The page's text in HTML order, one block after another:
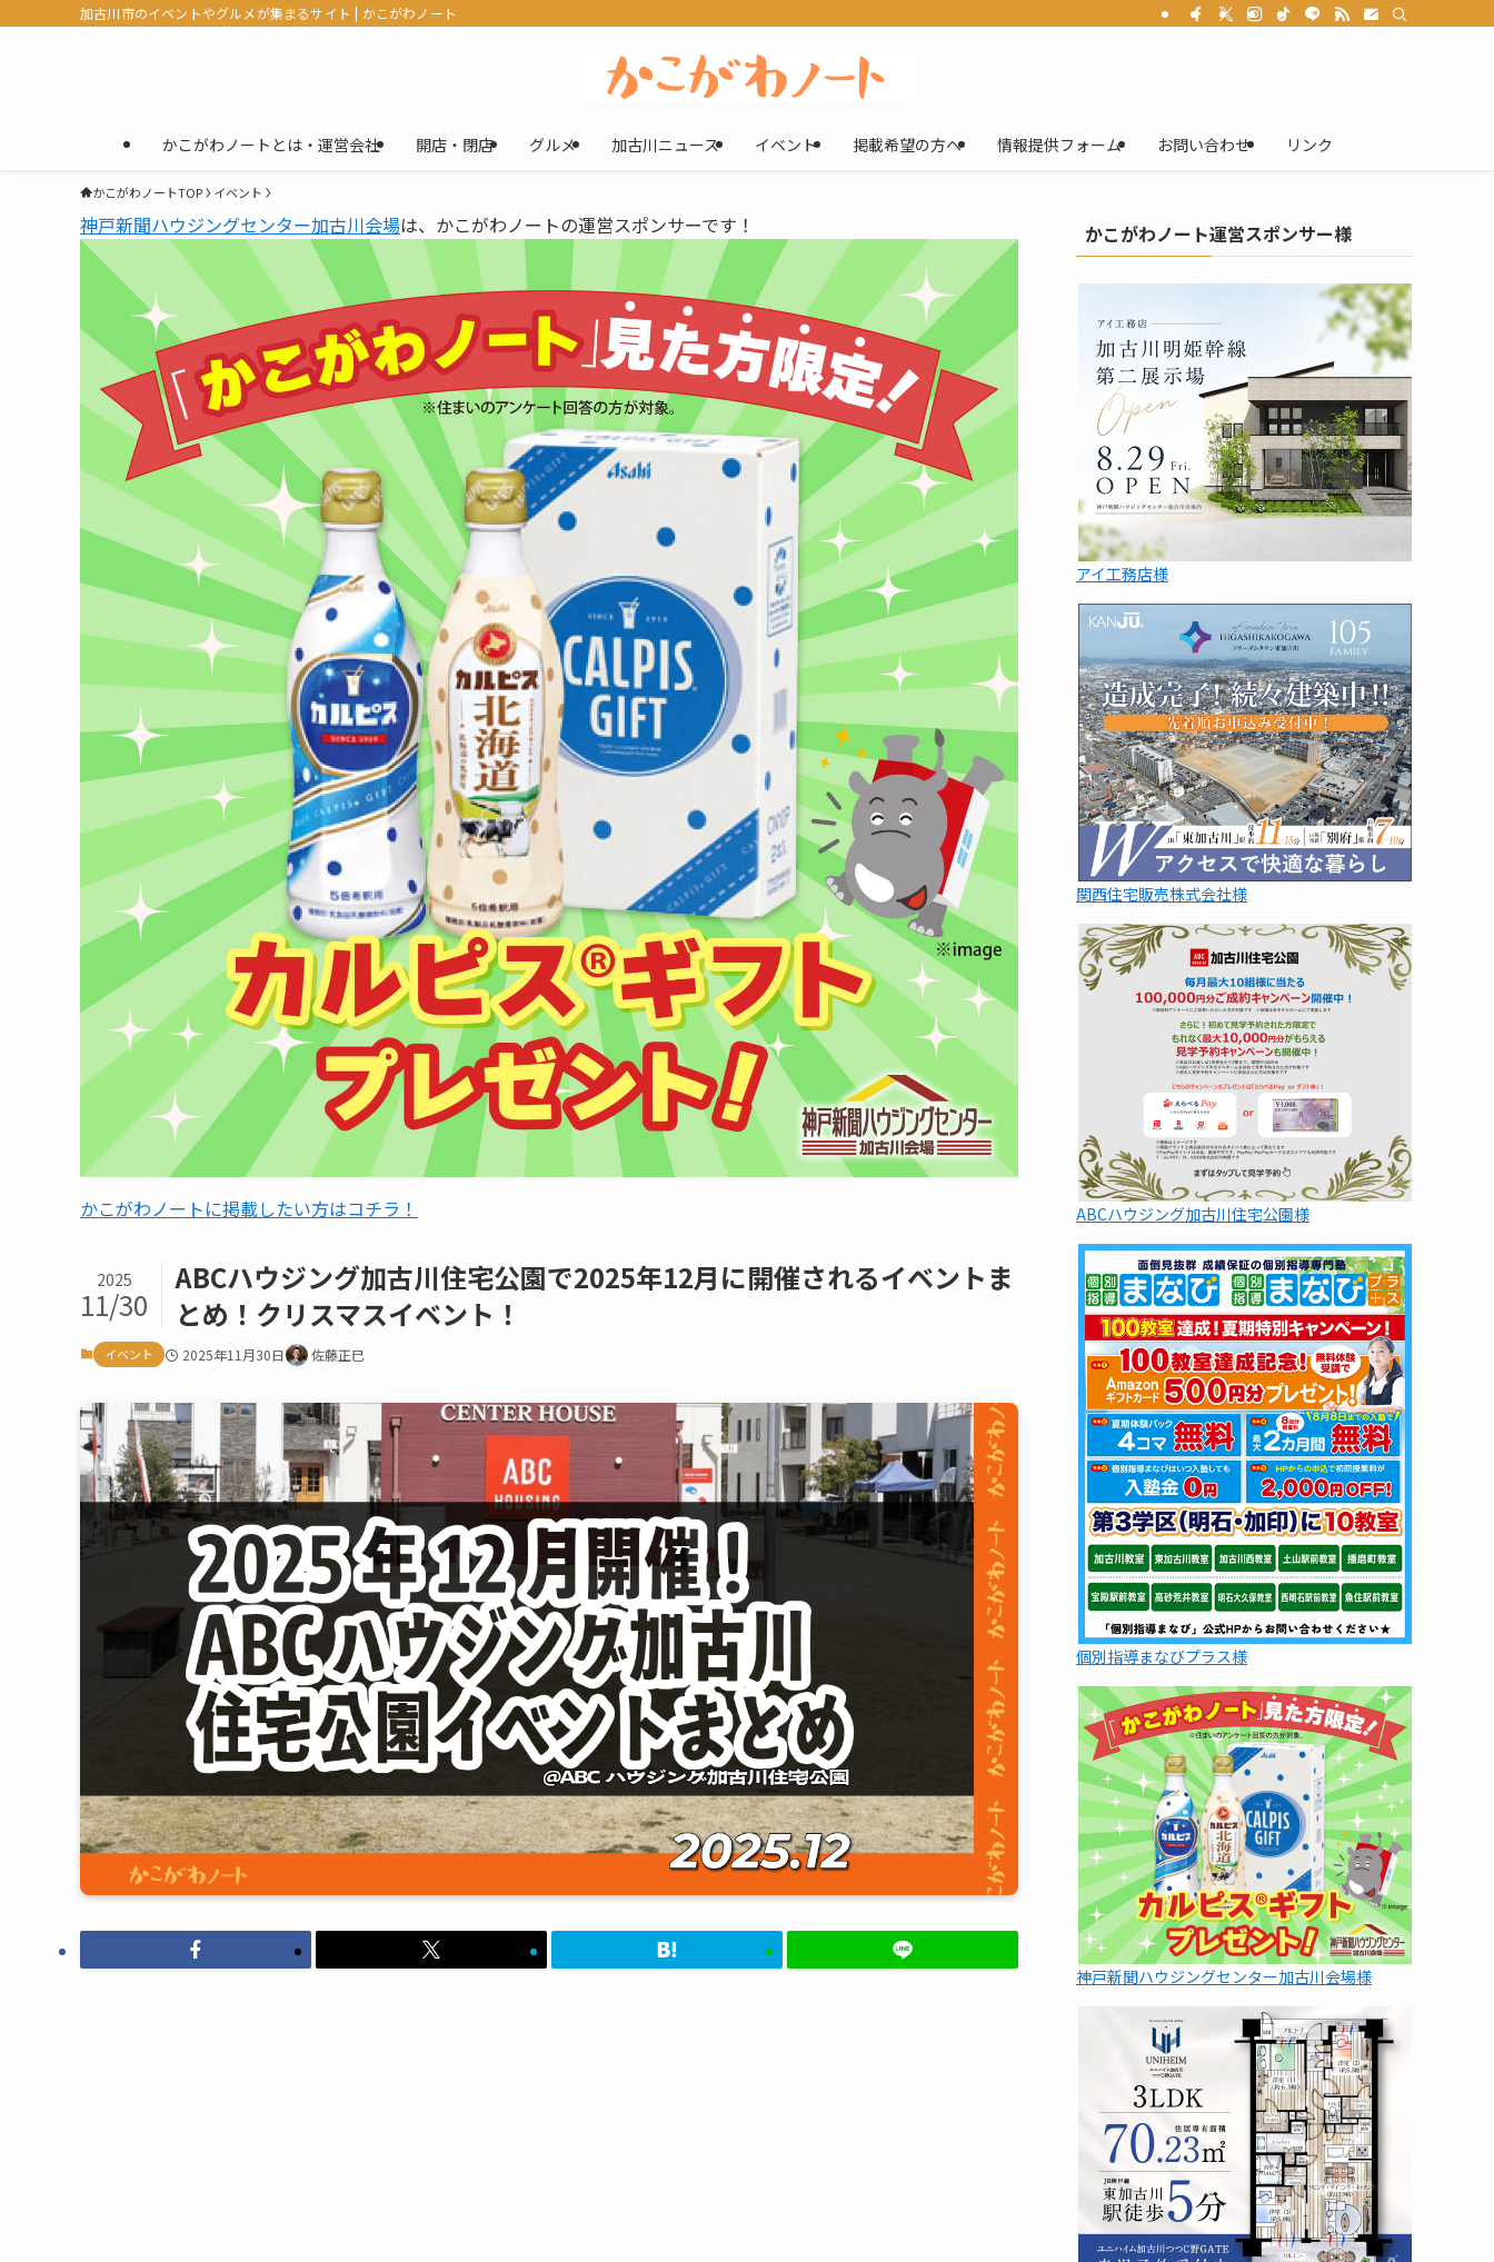
加古川市のイベントやグルメが集まるサイト | かこがわノート
かこがわノートとは・運営会社 開店・閉店 グルメ 加古川ニュース イベント 掲載希望の方へ 情報提供フォーム お問い合わせ リンク
かこがわノートTOP イベント
神戸新聞ハウジングセンター加古川会場は、かこがわノートの運営スポンサーです！
かこがわノートに掲載したい方はコチラ！
ABCハウジング加古川住宅公園で2025年12月に開催されるイベントま
とめ！クリスマスイベント！
2025
11/30
イベント 2025年11月30日 佐藤正巳
かこがわノート運営スポンサー様
アイ工務店様
関西住宅販売株式会社様
ABCハウジング加古川住宅公園様
個別指導まなびプラス様
神戸新聞ハウジングセンター加古川会場様